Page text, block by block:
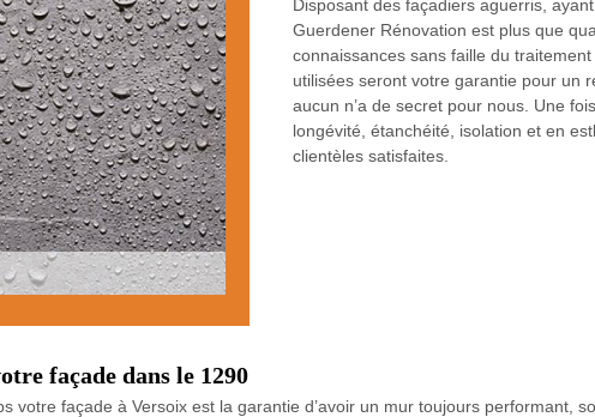
Disposant des façadiers aguerris,
Guerdener Rénovation est plus que
connaissances sans faille du
utilisées seront votre garantie pour un
aucun n’a de secret pour nous. Une
longévité, étanchéité, isolation et en
clientèles satisfaites.
façade dans le 1290
votre façade à Versoix est la garantie d’avoir un mur toujours performant,